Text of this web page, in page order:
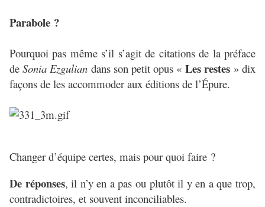
Parabole ?
Pourquoi pas même s’il s’agit de citations de la préface
de Sonia Ezgulian dans son petit opus « Les restes » dix
façons de les accommoder aux éditions de l’Épure.
Changer d’équipe certes, mais pour quoi faire ?
De réponses, il n’y en a pas ou plutôt il y en a que trop,
contradictoires, et souvent inconciliables.